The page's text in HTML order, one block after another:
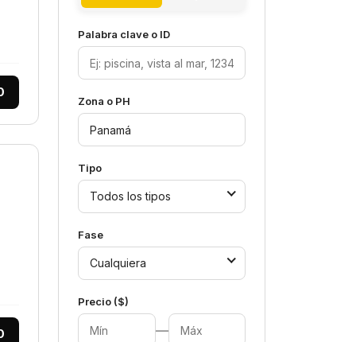
Palabra clave o ID
Zona o PH
Tipo
Todos los tipos
Fase
Cualquiera
Precio ($)
—